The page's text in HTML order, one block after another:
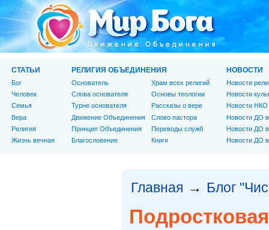
Главная → Блог
СТАТЬИ
Бог
Человек
Cемья
Вера
Религия
Жизнь вечная
РЕЛИГИЯ ОБЪЕДИНЕНИЯ
Основатель
Слова основателя
Турне основателя
Движение Объединения
Принцип Объединения
Благословение
Храм всех религий
Основы теологии
Рассказы о вере
Слово пастора
Переводы служб
Книги
НОВОСТИ
Новости
Новости
Новости НКО
Новости ДО
Новости ДО
Новости ДО